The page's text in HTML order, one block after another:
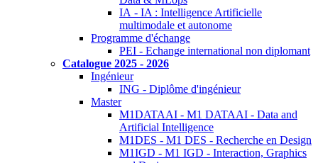
IA - IA : Intelligence Artificielle
multimodale et autonome
Programme d'échange
PEI - Echange international non diplomant
Catalogue 2025 - 2026
Ingénieur
ING - Diplôme d'ingénieur
Master
M1DATAAI - M1 DATAAI - Data and
Artificial Intelligence
M1DES - M1 DES - Recherche en Design
M1IGD - M1 IGD - Interaction, Graphics